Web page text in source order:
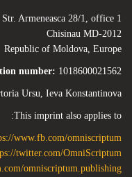
Str. Armeneasca 28/1, office 1
Chisinau MD-2012
Republic of Moldova, Europe
number: 1018600021562
Ursu, Ieva Konstantinova
This imprint also applies to:
www.fb.com/omniscriptum
twitter.com/OmniScriptum
omniscriptum.publishing